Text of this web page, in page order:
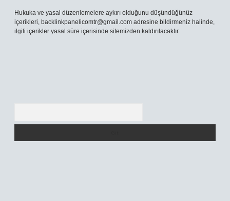
Hukuka ve yasal düzenlemelere aykırı olduğunu düşündüğünüz
içerikleri, backlinkpanelicomtr@gmail.com adresine bildirmeniz halinde,
ilgili içerikler yasal süre içerisinde sitemizden kaldırılacaktır.